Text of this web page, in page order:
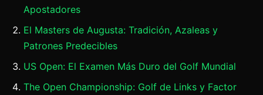
Apostadores
El Masters de Augusta: Tradición, Azaleas y
Patrones Predecibles
US Open: El Examen Más Duro del Golf Mundial
The Open Championship: Golf de Links y Factor